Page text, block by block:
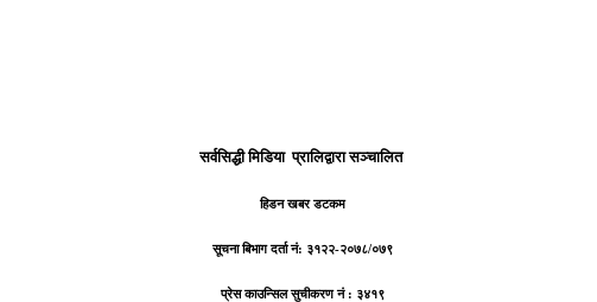
सर्वसिद्धी मिडिया प्रालिद्वारा सञ्चालित
हिडन खबर डटकम
सूचना बिभाग दर्ता नं: ३१२२-२०७८/०७९
प्रेस काउन्सिल सुचीकरण नं : ३४१९